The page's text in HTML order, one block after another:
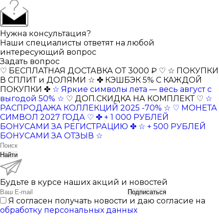
Нужна консультация?
Наши специалисты ответят на любой
интересующий вопрос
Задать вопрос
♡ БЕСПЛАТНАЯ ДОСТАВКА ОТ 3000 ₽ ♡ ☆ ПОКУПКИ
В СПЛИТ и ДОЛЯМИ ☆ ✤ КЭШБЭК 5% С КАЖДОЙ
ПОКУПКИ ✤ ☆ Яркие символы лета — весь август с
выгодой 50% ☆ ♡ ДОП.СКИДКА НА КОМПЛЕКТ ♡ ☆
РАСПРОДАЖА КОЛЛЕКЦИЙ 2025 -70% ☆ ♡ МОНЕТА
СИМВОЛ 2027 ГОДА ♡ ✤ + 1 000 РУБЛЕЙ
БОНУСАМИ ЗА РЕГИСТРАЦИЮ ✤ ☆ + 500 РУБЛЕЙ
БОНУСАМИ ЗА ОТЗЫВ ☆
Найти
Будьте в курсе наших акций и новостей
Подписаться
Я согласен получать новости и даю согласие на
обработку персональных данных